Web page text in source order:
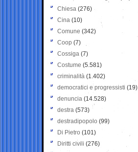
Chiesa (276)
Cina (10)
Comune (342)
Coop (7)
Cossiga (7)
Costume (5.581)
criminalità (1.402)
democratici e progressisti (19)
denuncia (14.528)
destra (573)
destradipopolo (99)
Di Pietro (101)
Diritti civili (276)